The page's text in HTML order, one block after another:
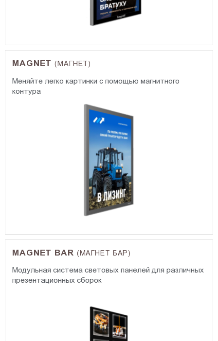
MAGNET(МАГНЕТ)
Меняйте легко картинки с помощью магнитного
контура
MAGNET BAR (МАГНЕТ БАР)
Модульная система световых панелей для различных
презентационных сборок